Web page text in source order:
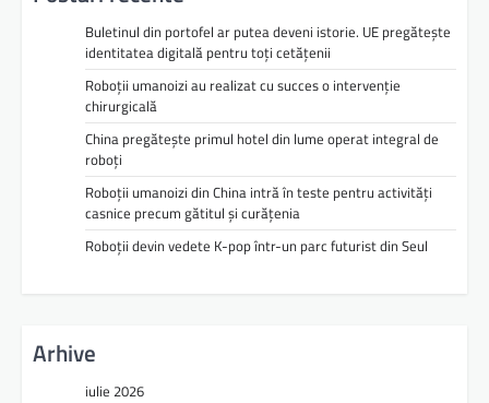
Buletinul din portofel ar putea deveni istorie. UE pregătește
identitatea digitală pentru toți cetățenii
Roboții umanoizi au realizat cu succes o intervenție
chirurgicală
China pregătește primul hotel din lume operat integral de
roboți
Roboții umanoizi din China intră în teste pentru activități
casnice precum gătitul și curățenia
Roboții devin vedete K-pop într-un parc futurist din Seul
Arhive
iulie 2026